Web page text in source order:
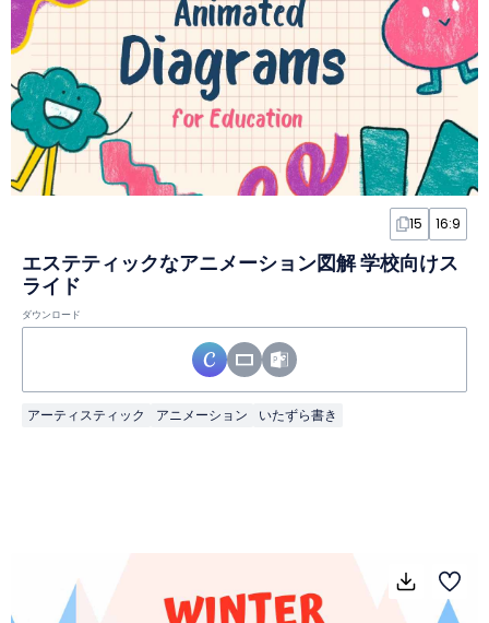
15 16:9
エステティックなアニメーション図解 学校向けス
ライド
ダウンロード
アーティスティック アニメーション いたずら書き